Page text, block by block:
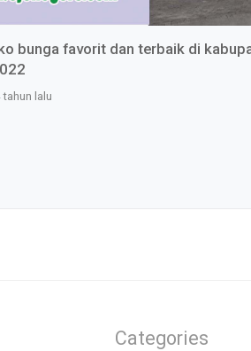
bunga favorit dan terbaik di
tahun lalu
Categories